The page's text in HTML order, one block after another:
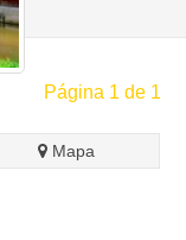
Página 1 de 1
Mapa